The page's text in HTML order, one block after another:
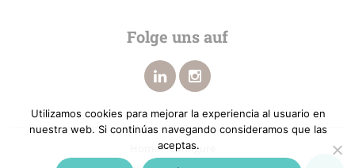
Folge uns auf
Home Configure
Utilizamos cookies para mejorar la experiencia al usuario en
nuestra web. Si continúas navegando consideramos que las
aceptas.